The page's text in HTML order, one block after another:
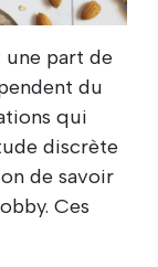
une part de
du
qui
discrète
de savoir
Ces